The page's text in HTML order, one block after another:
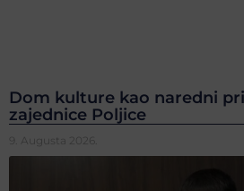
Dom kulture kao naredni
zajednice Poljice
9. Augusta 2026.